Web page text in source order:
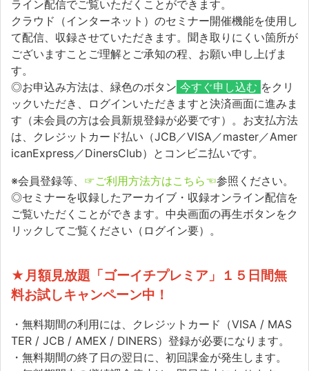
ライン配信でご覧いただくことができます。
クラウド（インターネット）のセミナー開催機能を使用し
て配信、収録させていただきます。聞き取りにくい箇所が
ございますことご理解とご承知の程、お願い申し上げま
す。
◎お申込み方法は、緑色のボタン 今すぐ申し込む をクリ
ックいただき、ログインいただきますと決済画面に進みま
す（未会員の方は会員新規登録が必要です）。お支払方法
は、クレジットカード払い（JCB／VISA／master／Amer
icanExpress／DinersClub）とコンビニ払いです。
※会員登録等、 ☞ご利用方法方はこちら☜参照ください。
◎セミナーを収録したアーカイブ・収録オンライン配信を
ご覧いただくことができます。中央画面の再生ボタンをク
リックしてご覧ください（ログイン要）。
★月額見放題「ゴーイチプレミア」１５日間無
料お試しキャンペーン中！
・無料期間の利用には、クレジットカード（VISA / MAS
TER / JCB / AMEX / DINERS）登録が必要になります。
・無料期間の終了日の翌日に、初回課金が発生します。